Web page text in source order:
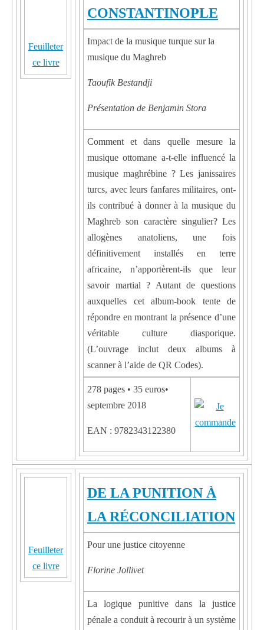
Feuilleter
ce livre
CONSTANTINOPLE
Impact de la musique turque sur la
musique du Maghreb
Taoufik Bestandji
Présentation de Benjamin Stora
Comment et dans quelle mesure la
musique ottomane a-t-elle influencé la
musique maghrébine ? Les janissaires
turcs, avec leurs fanfares militaires, ont-
ils contribué à donner à la musique du
Maghreb son caractère singulier? Les
allogènes anatoliens, une fois
définitivement installés en terre
africaine, n’apportèrent-ils que leur
savoir martial ? Autant de questions
auxquelles cet album-book tente de
répondre en montrant la présence d’une
véritable culture diasporique.
(L’ouvrage inclut deux albums à
scanner à l’aide de QR Codes).
278 pages • 35 euros•
septembre 2018
EAN : 9782343122380
Feuilleter
ce livre
DE LA PUNITION À
LA RÉCONCILIATION
Pour une justice citoyenne
Florine Jollivet
La logique punitive dans la justice
pénale a conduit à recourir à un système